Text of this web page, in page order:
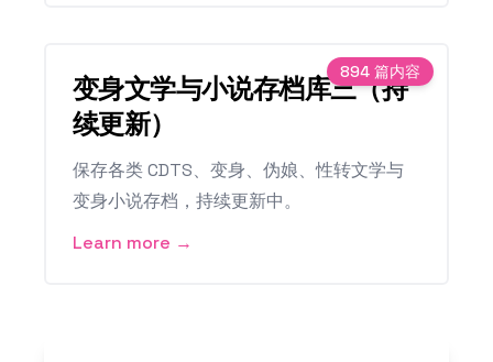
894 篇内容
变身文学与小说存档库三（持
续更新）
保存各类 CDTS、变身、伪娘、性转文学与
变身小说存档，持续更新中。
Learn more →